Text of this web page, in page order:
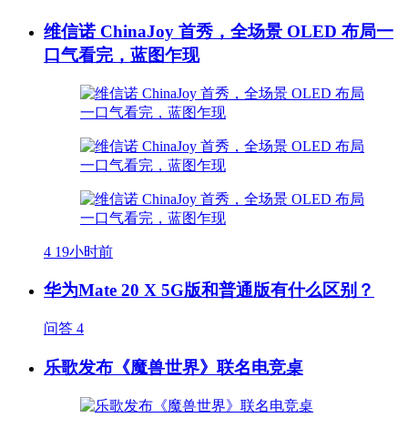
维信诺 ChinaJoy 首秀，全场景 OLED 布局一
口气看完，蓝图乍现
4 19小时前
华为Mate 20 X 5G版和普通版有什么区别？
问答 4
乐歌发布《魔兽世界》联名电竞桌